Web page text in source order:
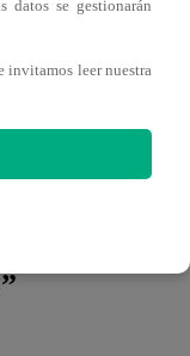
datos se gestionarán
invitamos leer nuestra